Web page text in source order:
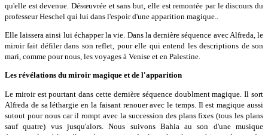
qu'elle est devenue. Désœuvrée et sans but, elle est remontée par le discours du
professeur Heschel qui lui dans l'espoir d'une apparition magique..
Elle laissera ainsi lui échapper la vie. Dans la dernière séquence avec Alfreda, le
miroir fait défiler dans son reflet, pour elle qui entend les descriptions de son
mari, comme pour nous, les voyages à Venise et en Palestine.
Les révélations du miroir magique et de l'apparition
Le miroir est pourtant dans cette dernière séquence doublment magique. Il sort
Alfreda de sa léthargie en la faisant renouer avec le temps. Il est magique aussi
sutout pour nous car il rompt avec la succession des plans fixes (tous les plans
sauf quatre) vus jusqu'alors. Nous suivons Bahia au son d'une musique